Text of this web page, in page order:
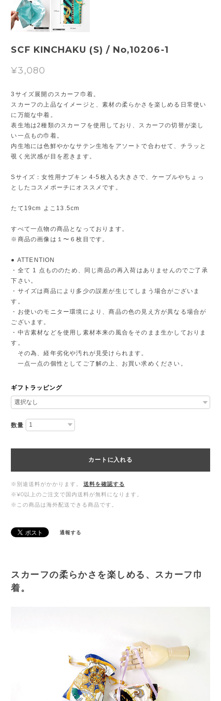
SCF KINCHAKU (S) / No,10206-1
¥3,080
3サイズ展開のスカーフ巾着。
スカーフの上品なイメージと、素材の柔らかさを楽しめる日常使い
に万能な中着。
表生地は2種類のスカーフを使用しており、スカーフの切替が楽し
い一点もの巾着。
内生地には色鮮やかなサテン生地をアソートで合わせて、チラッと
覗く光沢感が目を惹きます。
Sサイズ：女性用ナプキン 4-5枚入る大きさで、ケーブルやちょっ
としたコスメポーチにオススメです。
たて19cm よこ13.5cm
すべて一点物の商品となっております。
※商品の画像は１〜６枚目です。
● ATTENTION
・全て 1 点もののため、同じ商品の再入荷はありませんのでご了承
下さい。
・サイズは商品により多少の誤差が生じてしまう場合がございま
す。
・お使いのモニター環境により、商品の色の見え方が異なる場合が
ございます。
・中古素材などを使用し素材本来の風合をそのまま生かしておりま
す。
その為、経年劣化や汚れが見受けられます。
一点一点の個性としてご了解の上、お買い求めください。
ギフトラッピング
数量
カートに入れる
※別途送料がかかります。
送料を確認する
※¥0以上のご注文で国内送料が無料になります。
※この商品は海外配送できる商品です。
通報する
スカーフの柔らかさを楽しめる、スカーフ巾
着。